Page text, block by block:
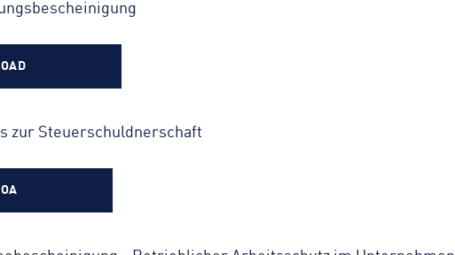
zur Steuerschuldnerschaft